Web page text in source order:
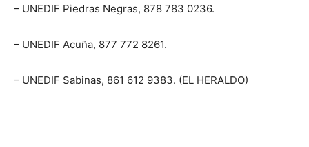
– UNEDIF Piedras Negras, 878 783 0236.
– UNEDIF Acuña, 877 772 8261.
– UNEDIF Sabinas, 861 612 9383. (EL HERALDO)